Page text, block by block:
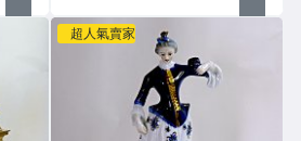
超人氣賣家